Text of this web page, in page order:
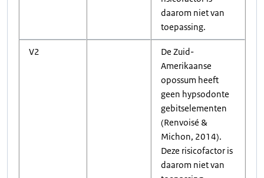
daarom niet van
toepassing.
V2
De Zuid-
Amerikaanse
opossum heeft
geen hypsodonte
gebitselementen
(Renvoisé &
Michon, 2014).
Deze risicofactor is
daarom niet van